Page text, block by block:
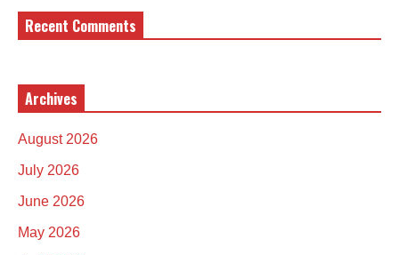
Recent Comments
Archives
August 2026
July 2026
June 2026
May 2026